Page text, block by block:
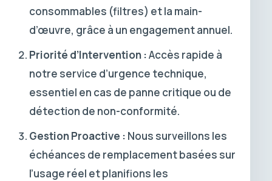
consommables (filtres) et la main-
d’œuvre, grâce à un engagement annuel.
Priorité d’Intervention :Accès rapide à
notre service d’urgence technique,
essentiel en cas de panne critique ou de
détection de non-conformité.
Gestion Proactive : Nous surveillons les
échéances de remplacement basées sur
l’usage réel et planifions les